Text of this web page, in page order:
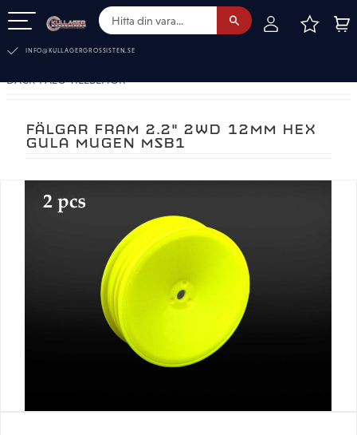
INFO@KULLAGERGROSSISTEN.SE
DÄCK-FÄLG-TILLBEHÖR
FÄLGAR FRAM 2.2" 2WD 12MM HEX
GULA MUGEN MSB1